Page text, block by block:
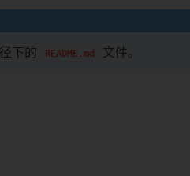
下的 README.md 文件。